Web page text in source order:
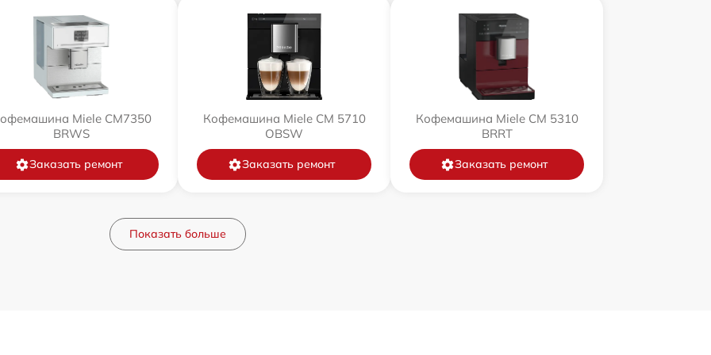
Miele CM7350
BRWS
Заказать ремонт
Кофемашина Miele CM 5710
OBSW
Заказать ремонт
Кофемашина Miele CM 5310
BRRT
Заказать ремонт
Показать больше